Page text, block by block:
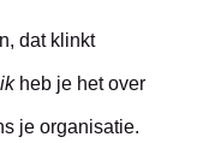
dat klinkt
ik heb je het over
je organisatie.